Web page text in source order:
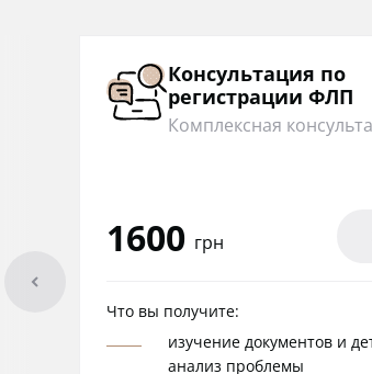
Консультация по
регистрации ФЛП
Комплексная
1600 грн
Что вы получите:
изучение документов и
анализ проблемы
arrowleft